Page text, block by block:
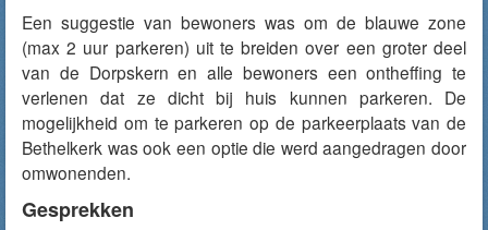
Een suggestie van bewoners was om de blauwe zone
(max 2 uur parkeren) uit te breiden over een groter deel
van de Dorpskern en alle bewoners een ontheffing te
verlenen dat ze dicht bij huis kunnen parkeren. De
mogelijkheid om te parkeren op de parkeerplaats van de
Bethelkerk was ook een optie die werd aangedragen door
omwonenden.
Gesprekken